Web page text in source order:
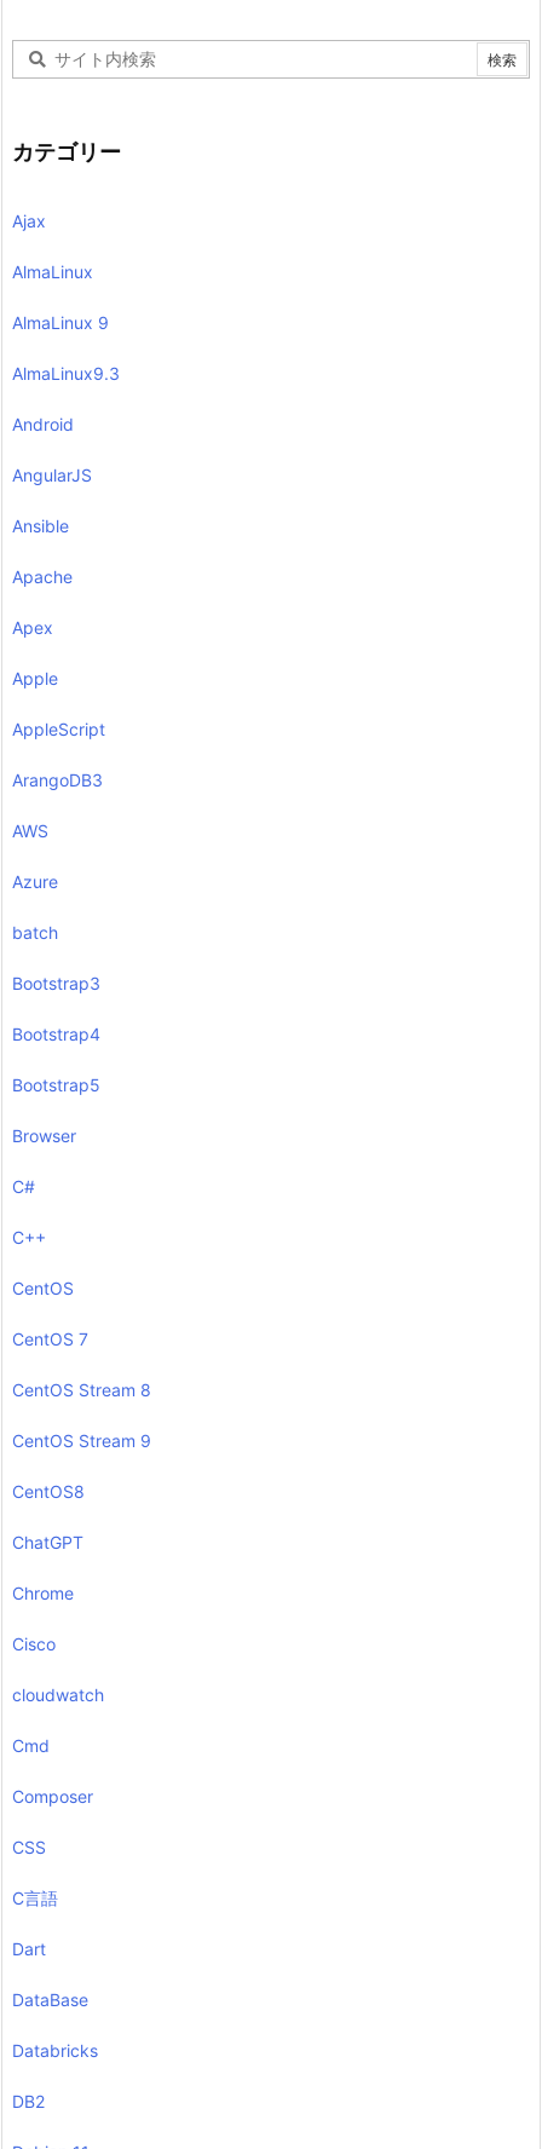
カテゴリー
Ajax
AlmaLinux
AlmaLinux 9
AlmaLinux9.3
Android
AngularJS
Ansible
Apache
Apex
Apple
AppleScript
ArangoDB3
AWS
Azure
batch
Bootstrap3
Bootstrap4
Bootstrap5
Browser
C#
C++
CentOS
CentOS 7
CentOS Stream 8
CentOS Stream 9
CentOS8
ChatGPT
Chrome
Cisco
cloudwatch
Cmd
Composer
CSS
C言語
Dart
DataBase
Databricks
DB2